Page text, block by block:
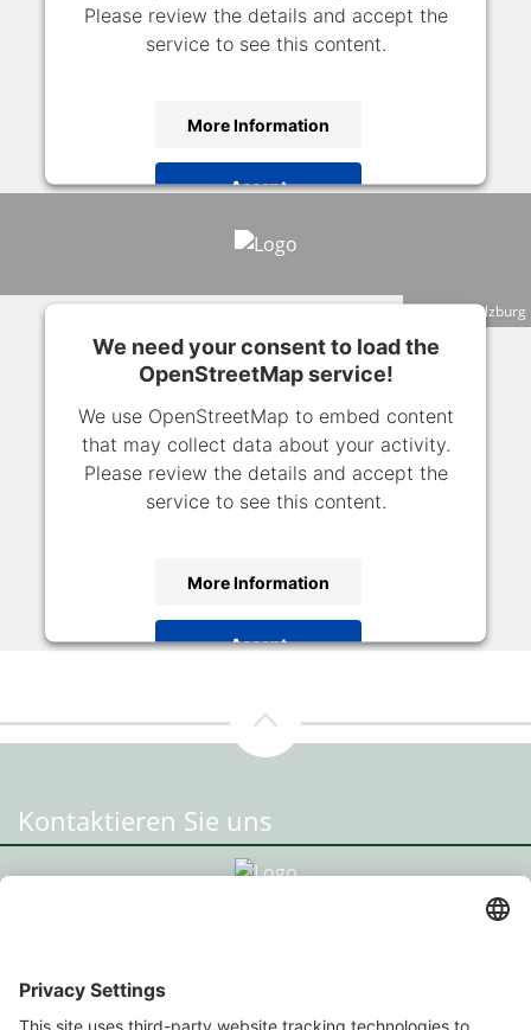
Please review the details and accept the
service to see this content.
More Information
Accept
Usercentrics Consent Management
Platform
Standort Salzburg
We need your consent to load the
OpenStreetMap service!
We use OpenStreetMap to embed content
that may collect data about your activity.
Please review the details and accept the
service to see this content.
More Information
Accept
Platform
Kontaktieren Sie uns
Prehauserplatz 3, 5550 Radstadt
+43 664 93 014 20